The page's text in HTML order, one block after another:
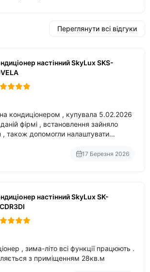
Переглянути всі відгуки
настінний SkyLux SKS-
кондиціонером , купувала 5.02.2026
17 Березня 2026
настінний SkyLux SK-
, зима-літо всі функції працюють .
справляється з приміщенням 28кв.м